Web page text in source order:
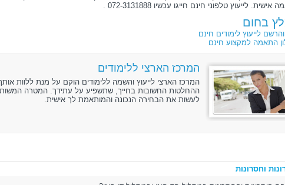
לייעוץ טלפוני חינם חייגו עכשיו 072-3131888 .
בחום
לייעוץ לימודים חינם
התאמה למקצוע חינם
המרכז הארצי ללימודים
המרכז הארצי לייעוץ והשמה ללימודים הוקם על מנת ללוות
ההחלטות החשובות בחייך, שתשפיע על עתידך. המטרה
לעשות את הבחירה הנכונה והמותאמת לך אישית.
וחסרונות